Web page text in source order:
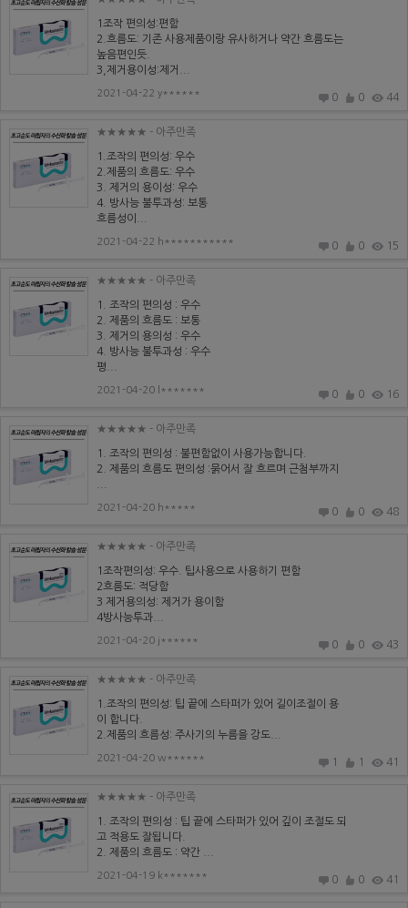
1조작 편의성:편함
2.흐름도: 기존 사용제품이랑 유사하거나 약간 흐름도는
높음편인듯.
3,제거용이성:제거...
2021-04-22 y****** 0 0 44
★★★★★ - 아주만족
1.조작의 편의성: 우수
2.제품의 흐름도: 우수
3. 제거의 용이성: 우수
4. 방사능 불투과성: 보통
흐름성이...
2021-04-22 h*********** 0 0 15
★★★★★ - 아주만족
1. 조작의 편의성 : 우수
2. 제품의 흐름도 : 보통
3. 제거의 용의성 : 우수
4. 방사능 불투과성 : 우수
평...
2021-04-20 l******* 0 0 16
★★★★★ - 아주만족
1. 조작의 편의성 : 불편함없이 사용가능합니다.
2. 제품의 흐름도 편의성 :묽어서 잘 흐르며 근첨부까지
2021-04-20 h***** 0 0 48
★★★★★ - 아주만족
1조작편의성: 우수. 팁사용으로 사용하기 편함
2흐름도: 적당함
3 제거용의성: 제거가 용이함
4방사능투과...
2021-04-20 j****** 0 0 43
★★★★★ - 아주만족
1.조작의 편의성: 팁 끝에 스타퍼가 있어 길이조절이 용
이 합니다.
2.제품의 흐름성: 주사기의 누름을 강도...
2021-04-20 w****** 1 1 41
★★★★★ - 아주만족
1. 조작의 편의성 : 팁 끝에 스타퍼가 있어 깊이 조절도 되
고 적용도 잘됩니다.
2. 제품의 흐름도 : 약간 ...
2021-04-19 k******* 0 0 41